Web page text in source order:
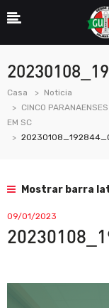
Casa
Noticia
CINCO
EM SC
Mostrar barra
09/01/2023